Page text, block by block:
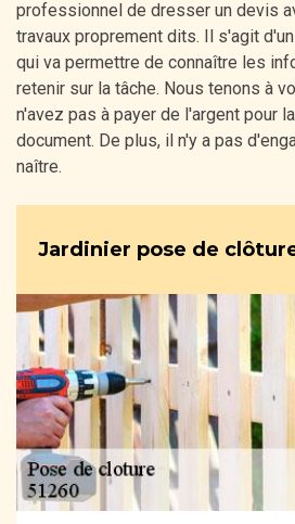
professionnel de dresser un devis
travaux proprement dits. Il s'agit
qui va permettre de connaître les
retenir sur la tâche. Nous tenons à
n'avez pas à payer de l'argent pour
document. De plus, il n'y a pas
naître.
Jardinier pose de